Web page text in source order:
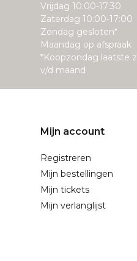
Vrijdag 10:00-17:30
Zaterdag 10:00-17:00
Zondag gesloten*
Maandag op afspraak
*Koopzondag laatste
v/d maand
Mijn account
Registreren
Mijn bestellingen
Mijn tickets
Mijn verlanglijst